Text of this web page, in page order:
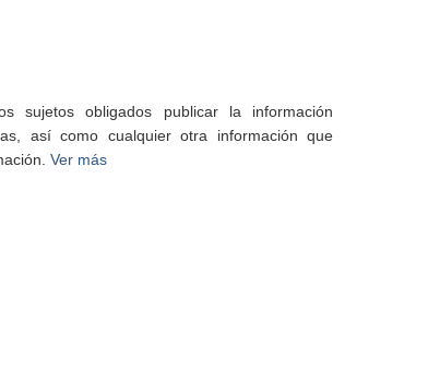
sujetos obligados publicar la información
así como cualquier otra información que
Ver más